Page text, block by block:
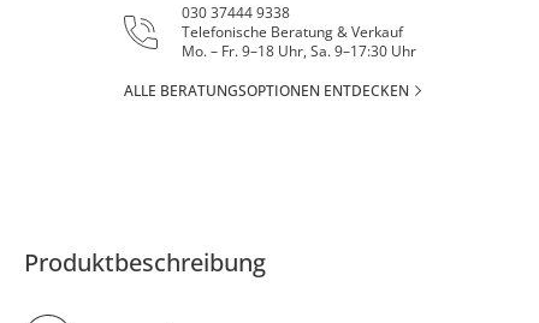
030 37444 9338
Telefonische Beratung & Verkauf
Mo. – Fr. 9–18 Uhr, Sa. 9–17:30 Uhr
ALLE BERATUNGSOPTIONEN ENTDECKEN
Produktbeschreibung